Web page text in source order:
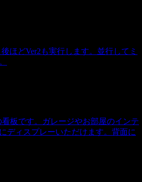
ほどVer2も実行します。並行してミ
板です。ガレージやお部屋のインテ
ディスプレーいただけます。背面に